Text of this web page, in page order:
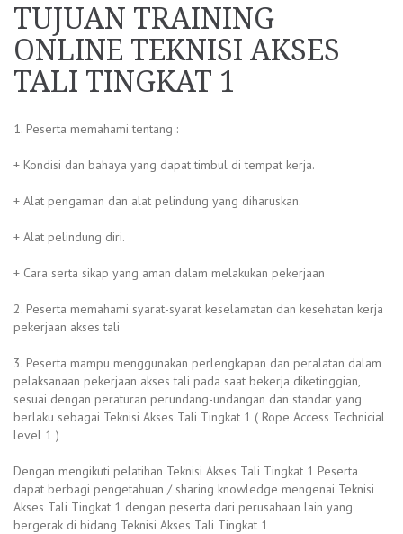
TUJUAN TRAINING
ONLINE TEKNISI AKSES
TALI TINGKAT 1
1. Peserta memahami tentang :
+ Kondisi dan bahaya yang dapat timbul di tempat kerja.
+ Alat pengaman dan alat pelindung yang diharuskan.
+ Alat pelindung diri.
+ Cara serta sikap yang aman dalam melakukan pekerjaan
2. Peserta memahami syarat-syarat keselamatan dan kesehatan kerja
pekerjaan akses tali
3. Peserta mampu menggunakan perlengkapan dan peralatan dalam
pelaksanaan pekerjaan akses tali pada saat bekerja diketinggian,
sesuai dengan peraturan perundang-undangan dan standar yang
berlaku sebagai Teknisi Akses Tali Tingkat 1 ( Rope Access Technicial
level 1 )
Dengan mengikuti pelatihan Teknisi Akses Tali Tingkat 1 Peserta
dapat berbagi pengetahuan / sharing knowledge mengenai Teknisi
Akses Tali Tingkat 1 dengan peserta dari perusahaan lain yang
bergerak di bidang Teknisi Akses Tali Tingkat 1